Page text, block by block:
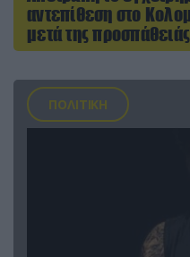
αντεπίθεση στο
μετά της
ΠΟΛΙΤΙΚΗ